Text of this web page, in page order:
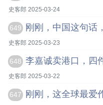
史客郎 2025-03-24
649 刚刚，中国这句话
史客郎 2025-03-23
648 李嘉诚卖港口，四
史客郎 2025-03-22
647 刚刚，这全球最爱